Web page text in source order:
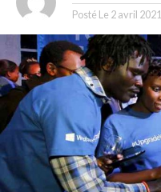
Posté Le 2 avril 2021